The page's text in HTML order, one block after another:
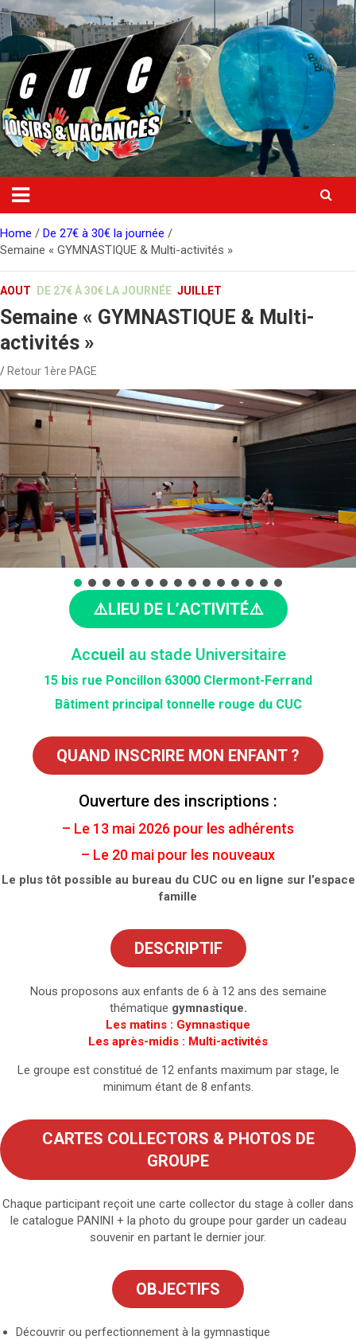
Skip
to
content
Home
De 27€ à 30€ la journée
Semaine « GYMNASTIQUE & Multi-activités »
AOUT DE 27€ À 30€ LA JOURNÉE JUILLET
Semaine « GYMNASTIQUE & Multi-
activités »
Retour 1ère PAGE
⚠️LIEU DE L’ACTIVITÉ⚠️
Accueil au stade Universitaire
15 bis rue Poncillon 63000 Clermont-Ferrand
Bâtiment principal tonnelle rouge du CUC
QUAND INSCRIRE MON ENFANT ?
Ouverture des inscriptions :
– Le 13 mai 2026 pour les adhérents
– Le 20 mai pour les nouveaux
Le plus tôt possible au bureau du CUC ou en ligne sur l’espace
famille
DESCRIPTIF
Nous proposons aux enfants de 6 à 12 ans des semaine
thématique gymnastique.
Les matins : Gymnastique
Les après-midis : Multi-activités
Le groupe est constitué de 12 enfants maximum par stage, le
minimum étant de 8 enfants.
CARTES COLLECTORS & PHOTOS DE
GROUPE
Chaque participant reçoit une carte collector du stage à coller dans
le catalogue PANINI + la photo du groupe pour garder un cadeau
souvenir en partant le dernier jour.
OBJECTIFS
Découvrir ou perfectionnement à la gymnastique